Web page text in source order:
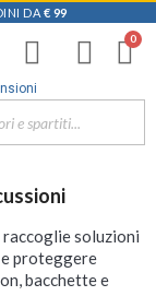
DA € 99
soluzioni
proteggere
bacchette e